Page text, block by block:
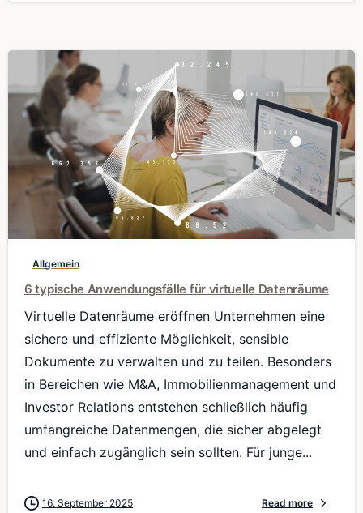
0
Allgemein
6 typische Anwendungsfälle für virtuelle Datenräume
Virtuelle Datenräume eröffnen Unternehmen eine
sichere und effiziente Möglichkeit, sensible
Dokumente zu verwalten und zu teilen. Besonders
in Bereichen wie M&A, Immobilienmanagement und
Investor Relations entstehen schließlich häufig
umfangreiche Datenmengen, die sicher abgelegt
und einfach zugänglich sein sollten. Für junge...
16. September 2025 Read more